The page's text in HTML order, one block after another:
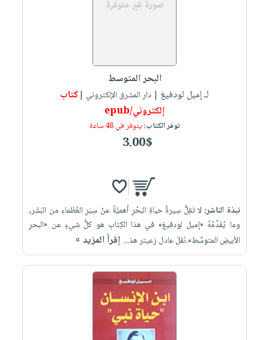
البحر المتوسط
لـ إميل لودفيغ | دار المشرق الإلكتروني |كتاب
إلكتروني/epub
توفر الكتاب:يتوفر في 48 ساعة
3.00$
نبذة الناشر: لا تَقِلُّ سِيرةُ حياةِ البَحْرِ أهميَّةً عنْ سِيَرِ العُظَماءِ من البَشَر,
وما يُقَدِّمُهُ «إميل لودفيغ» في هذا الكِتابِ هو كلُّ شيءٍ عن «البحرِ
الأبيضِ المتوسِّط».نَقَلَ عادل زعيتر هذ... إقرأ المزيد »